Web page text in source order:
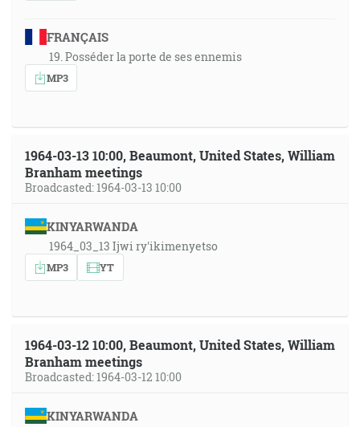
FRANÇAIS
19. Posséder la porte de ses ennemis
MP3
1964-03-13 10:00, Beaumont, United States, William
Branham meetings
Broadcasted: 1964-03-13 10:00
KINYARWANDA
1964_03_13 Ijwi ry'ikimenyetso
MP3 YT
1964-03-12 10:00, Beaumont, United States, William
Branham meetings
Broadcasted: 1964-03-12 10:00
KINYARWANDA